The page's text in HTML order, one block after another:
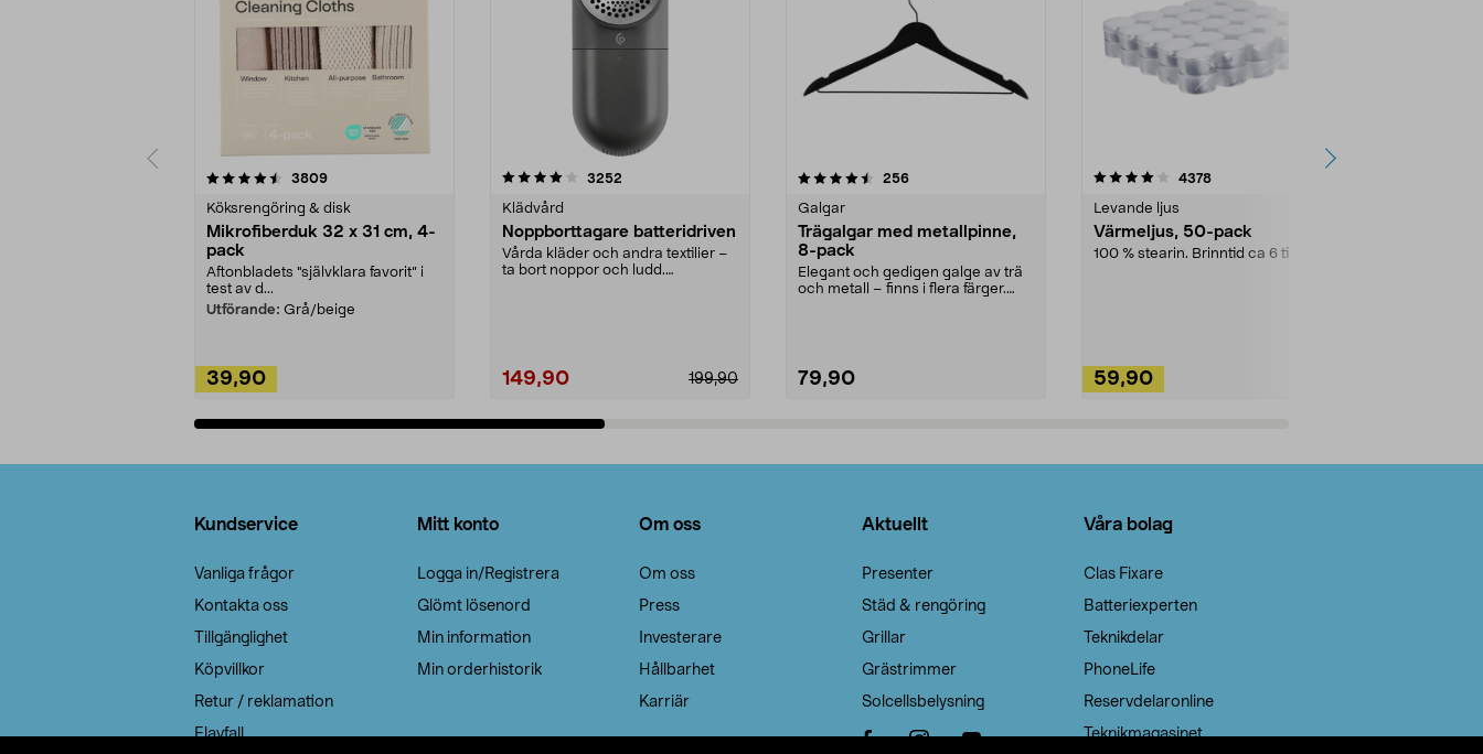
3809recensioner
Köksrengöring & disk
Mikrofiberduk 32 x 31 cm, 4-
pack
Aftonbladets "självklara favorit” i
test av d...
Utförande: Grå/beige
39,90
4.0av 5 stjärnor 3252
Klädvård
Noppborttagare batteridriven
Vårda kläder och andra textilier –
ta bort noppor och ludd.
199,90
149,90
4.5av 5 stjärnor 256recensioner
Galgar
Trägalgar med metallpinne,
8-pack
Elegant och gedigen galge av trä
och metall – finns i flera färger.
79,90
4.0av 5 stjärnor 4378recensioner
Levande ljus
Värmeljus, 50-pack
100 % stearin. Brinntid ca 6 tim.
59,90
4.5av 5 stjärnor
Kundservice
Vanliga frågor
Kontakta oss
Tillgänglighet
Köpvillkor
Retur / reklamation
Elavfall
Mitt konto
Logga in/Registrera
Glömt lösenord
Min information
Min orderhistorik
Om oss
Om oss
Press
Investerare
Hållbarhet
Karriär
Aktuellt
Presenter
Städ & rengöring
Grillar
Grästrimmer
Solcellsbelysning
Våra bolag
Clas Fixare
Batteriexperten
Teknikdelar
PhoneLife
Reservdelaronline
Teknikmagasinet